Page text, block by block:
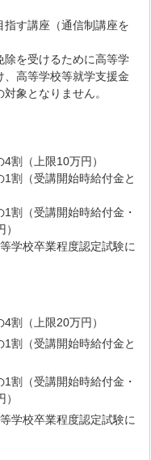
す講座（通信制講座を
を受けるために高等学
高等学校等就学支援金
象となりません。
（上限10万円）
（受講開始時給付金と
受講開始時給付金・
程度認定試験に
（上限20万円）
（受講開始時給付金と
受講開始時給付金・
程度認定試験に